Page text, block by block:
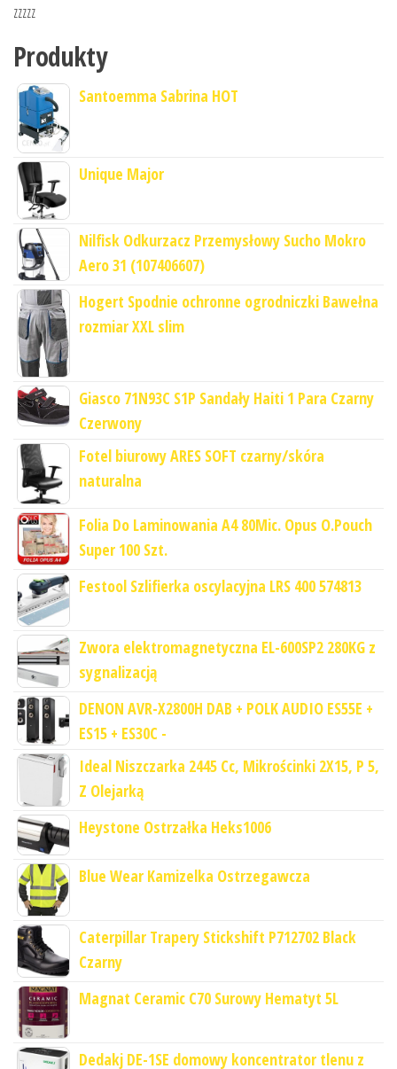
zzzzz
Produkty
Santoemma Sabrina HOT
Unique Major
Nilfisk Odkurzacz Przemysłowy Sucho Mokro
Aero 31 (107406607)
Hogert Spodnie ochronne ogrodniczki Bawełna
rozmiar XXL slim
Giasco 71N93C S1P Sandały Haiti 1 Para Czarny
Czerwony
Fotel biurowy ARES SOFT czarny/skóra
naturalna
Folia Do Laminowania A4 80Mic. Opus O.Pouch
Super 100 Szt.
Festool Szlifierka oscylacyjna LRS 400 574813
Zwora elektromagnetyczna EL-600SP2 280KG z
sygnalizacją
DENON AVR-X2800H DAB + POLK AUDIO ES55E +
ES15 + ES30C -
Ideal Niszczarka 2445 Cc, Mikrościnki 2X15, P 5,
Z Olejarką
Heystone Ostrzałka Heks1006
Blue Wear Kamizelka Ostrzegawcza
Caterpillar Trapery Stickshift P712702 Black
Czarny
Magnat Ceramic C70 Surowy Hematyt 5L
Dedakj DE-1SE domowy koncentrator tlenu z